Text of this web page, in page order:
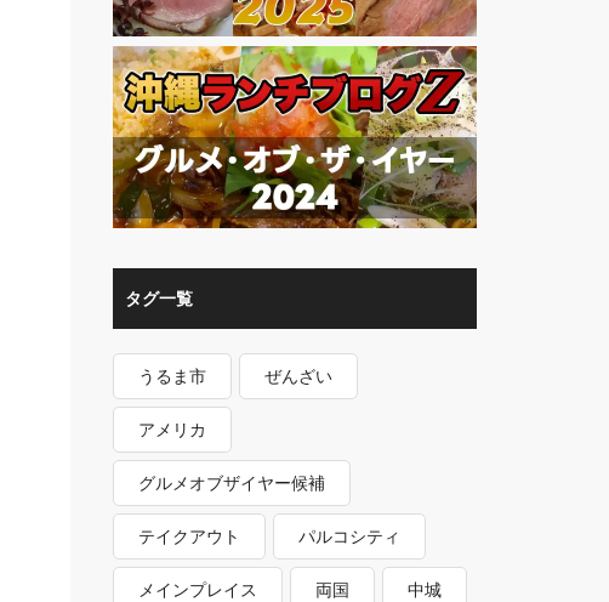
タグ一覧
うるま市 ぜんざい
アメリカ
グルメオブザイヤー候補
テイクアウト パルコシティ
メインプレイス 両国 中城